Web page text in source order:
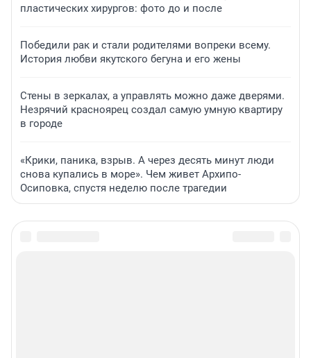
пластических хирургов: фото до и после
Победили рак и стали родителями вопреки всему.
История любви якутского бегуна и его жены
Стены в зеркалах, а управлять можно даже дверями.
Незрячий красноярец создал самую умную квартиру
в городе
«Крики, паника, взрыв. А через десять минут люди
снова купались в море». Чем живет Архипо-
Осиповка, спустя неделю после трагедии